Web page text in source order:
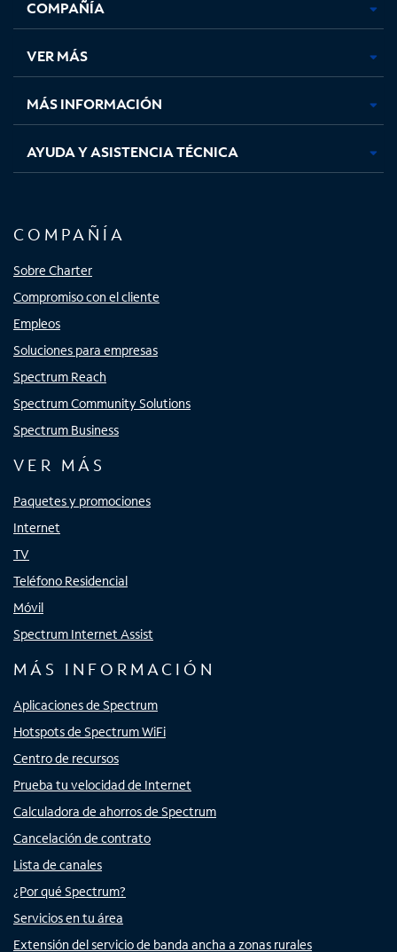
abre
en
pestaña
nueva
abre
en
pestaña
nueva
abre
en
pestaña
nueva
en
nueva
COMPAÑÍA
VER MÁS
MÁS INFORMACIÓN
AYUDA Y ASISTENCIA TÉCNICA
COMPAÑÍA
Sobre Charter
Compromiso con el cliente
Empleos
Soluciones para empresas
Spectrum Reach
Spectrum Community Solutions
Spectrum Business
VER MÁS
Paquetes y promociones
Internet
TV
Teléfono Residencial
Móvil
Spectrum Internet Assist
MÁS INFORMACIÓN
Aplicaciones de Spectrum
Hotspots de Spectrum WiFi
Centro de recursos
Prueba tu velocidad de Internet
Calculadora de ahorros de Spectrum
Cancelación de contrato
Lista de canales
¿Por qué Spectrum?
Servicios en tu área
Extensión del servicio de banda ancha a zonas rurales